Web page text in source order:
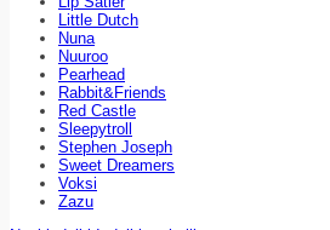
Little Dutch
Nuna
Nuuroo
Pearhead
Rabbit&Friends
Red Castle
Sleepytroll
Stephen Joseph
Sweet Dreamers
Voksi
Zazu